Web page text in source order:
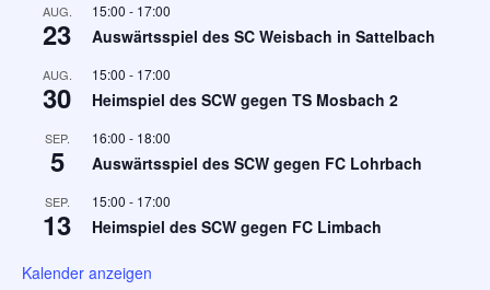
AUG.
23
15:00 - 17:00
Auswärtsspiel des SC Weisbach in Sattelbach
AUG.
30
15:00 - 17:00
Heimspiel des SCW gegen TS Mosbach 2
SEP.
5
16:00 - 18:00
Auswärtsspiel des SCW gegen FC Lohrbach
SEP.
13
15:00 - 17:00
Heimspiel des SCW gegen FC Limbach
Kalender anzeigen